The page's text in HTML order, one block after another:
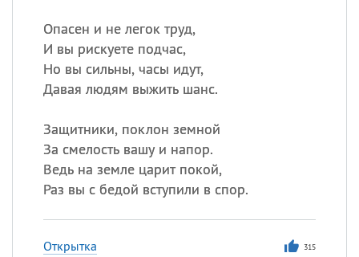
Опасен и не легок труд,
И вы рискуете подчас,
Но вы сильны, часы идут,
Давая людям выжить шанс.
Защитники, поклон земной
За смелость вашу и напор.
Ведь на земле царит покой,
Раз вы с бедой вступили в спор.
Открытка 315